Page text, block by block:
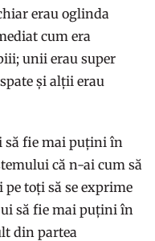
erau oglinda
cum era
unii erau super
și alții erau
să fie mai puțini în
că n-ai cum să
pe toți să se exprime
să fie mai puțini în
din partea